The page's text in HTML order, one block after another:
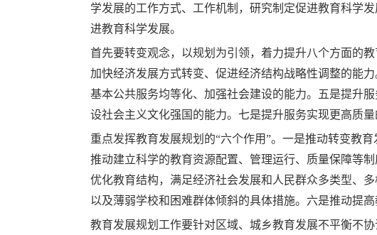
学发展的工作方式、工作机制，研究制定促进教育科学
进教育科学发展。
首先要转变观念，以规划为引领，着力提升八个方面的
加快经济发展方式转变、促进经济结构战略性调整的能
基本公共服务均等化、加强社会建设的能力。五是提升
设社会主义文化强国的能力。七是提升服务实现更高质
重点发挥教育发展规划的“六个作用”。一是推动转变教
推动建立科学的教育资源配置、管理运行、质量保障等
优化教育结构，满足经济社会发展和人民群众多类型、
以及薄弱学校和困难群体倾斜的具体措施。六是推动提
教育发展规划工作要针对区域、城乡教育发展不平衡不